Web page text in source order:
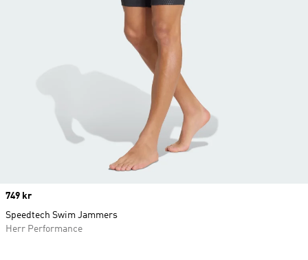
Price
749 kr
Speedtech Swim Jammers
Herr Performance